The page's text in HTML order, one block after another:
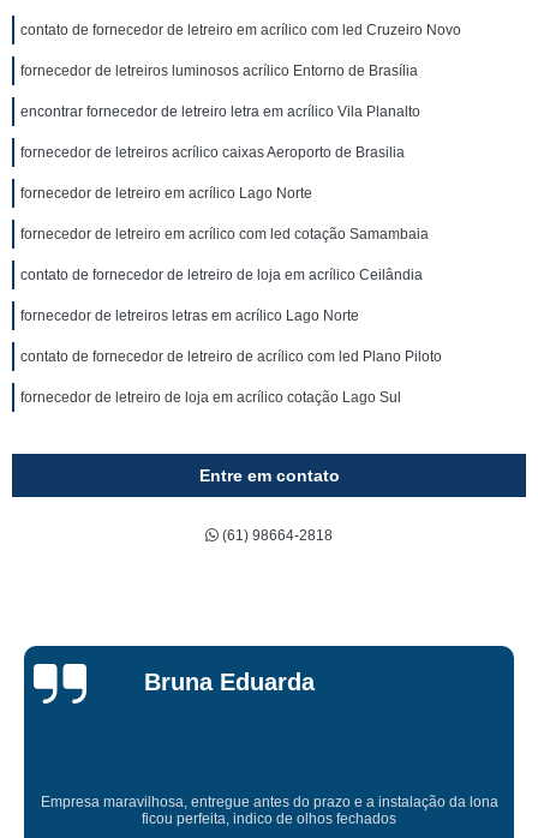
contato de fornecedor de letreiro em acrílico com led Cruzeiro Novo
fornecedor de letreiros luminosos acrílico Entorno de Brasília
encontrar fornecedor de letreiro letra em acrílico Vila Planalto
fornecedor de letreiros acrílico caixas Aeroporto de Brasilia
fornecedor de letreiro em acrílico Lago Norte
fornecedor de letreiro em acrílico com led cotação Samambaia
contato de fornecedor de letreiro de loja em acrílico Ceilândia
fornecedor de letreiros letras em acrílico Lago Norte
contato de fornecedor de letreiro de acrílico com led Plano Piloto
fornecedor de letreiro de loja em acrílico cotação Lago Sul
Entre em contato
(61) 98664-2818
Bruna Eduarda
Empresa maravilhosa, entregue antes do prazo e a instalação da lona
ficou perfeita, indico de olhos fechados